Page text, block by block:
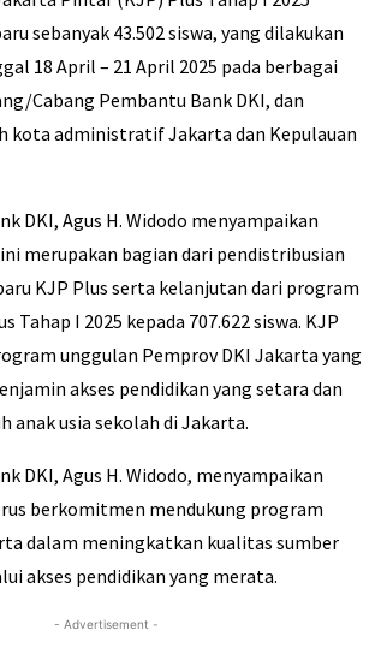
sebanyak 43.502 siswa, yang dilakukan
18 April – 21 April 2025 pada berbagai
Cabang Pembantu Bank DKI, dan
kota administratif Jakarta dan Kepulauan
DKI, Agus H. Widodo menyampaikan
merupakan bagian dari pendistribusian
KJP Plus serta kelanjutan dari program
Tahap I 2025 kepada 707.622 siswa. KJP
unggulan Pemprov DKI Jakarta yang
akses pendidikan yang setara dan
anak usia sekolah di Jakarta.
DKI, Agus H. Widodo, menyampaikan
berkomitmen mendukung program
dalam meningkatkan kualitas sumber
akses pendidikan yang merata.
- Advertisement -